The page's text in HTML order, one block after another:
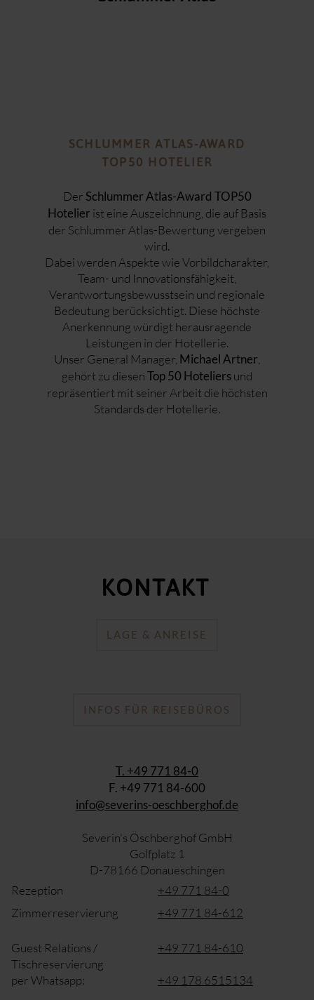
SCHLUMMER ATLAS-AWARD
TOP50 HOTELIER
Der Schlummer Atlas-Award TOP50
Hotelier ist eine Auszeichnung, die auf Basis
der Schlummer Atlas-Bewertung vergeben
wird.
Dabei werden Aspekte wie Vorbildcharakter,
Team- und Innovationsfähigkeit,
Verantwortungsbewusstsein und regionale
Bedeutung berücksichtigt. Diese höchste
Anerkennung würdigt herausragende
Leistungen in der Hotellerie.
Unser General Manager, Michael Artner,
gehört zu diesen Top 50 Hoteliers und
repräsentiert mit seiner Arbeit die höchsten
Standards der Hotellerie.
KONTAKT
LAGE & ANREISE
INFOS FÜR REISEBÜROS
T. +49 771 84-0
F. +49 771 84-600
info@severins-oeschberghof.de
Severin's Öschberghof GmbH
Golfplatz 1
D-78166 Donaueschingen
Rezeption
+49 771 84-0
Zimmerreservierung
+49 771 84-612
Guest Relations /
Tischreservierung
per Whatsapp:
+49 771 84-610
+49 178 6515134